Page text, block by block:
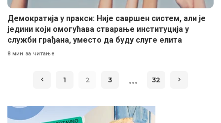
Демократија у пракси: Није савршен систем, али је
једини који омогућава стварање институција у
служби грађана, уместо да буду слуге елита
8 мин за читање
1 2 3 … 32